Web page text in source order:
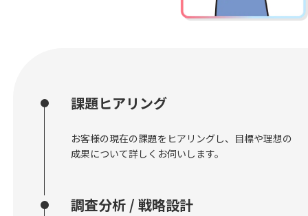
課題ヒアリング
お客様の現在の課題をヒアリングし、目標や理想の
成果について詳しくお伺いします。
調査分析 / 戦略設計